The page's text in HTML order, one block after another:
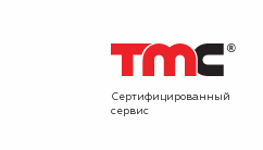
Сертифицированный
сервис